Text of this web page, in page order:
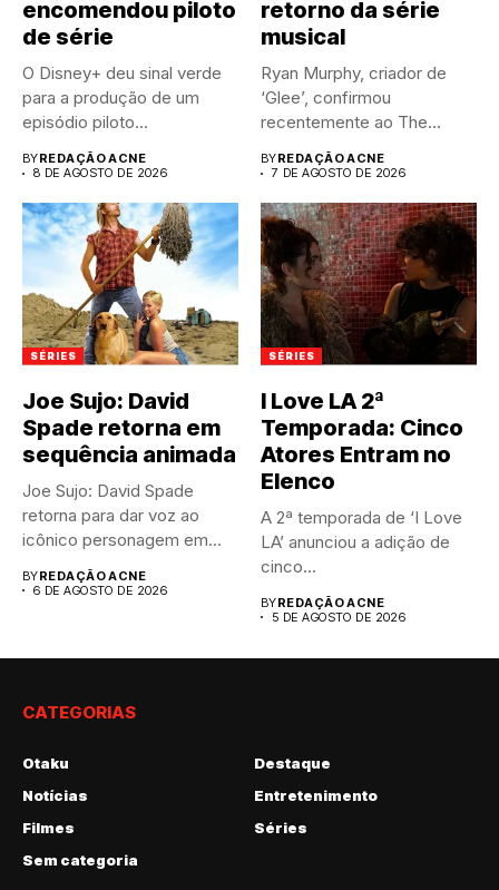
encomendou piloto
de série
O Disney+ deu sinal verde
para a produção de um
episódio piloto...
BYREDAÇÃO ACNE
8 DE AGOSTO DE 2026
retorno da série
musical
Ryan Murphy, criador de
‘Glee’, confirmou
recentemente ao The
Hollywood Reporter que...
BYREDAÇÃO ACNE
7 DE AGOSTO DE 2026
SÉRIES
Joe Sujo: David
Spade retorna em
sequência animada
Joe Sujo: David Spade
retorna para dar voz ao
icônico personagem em...
BYREDAÇÃO ACNE
6 DE AGOSTO DE 2026
SÉRIES
I Love LA 2ª
Temporada: Cinco
Atores Entram no
Elenco
A 2ª temporada de ‘I Love
LA’ anunciou a adição de
cinco...
BYREDAÇÃO ACNE
5 DE AGOSTO DE 2026
CATEGORIAS
Otaku
Destaque
Notícias
Entretenimento
Filmes
Séries
Sem categoria